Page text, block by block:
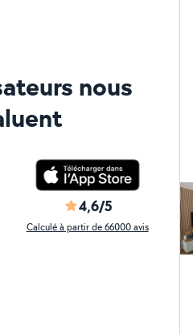
nous
4,6/5
Calculé à partir de 66000 avis